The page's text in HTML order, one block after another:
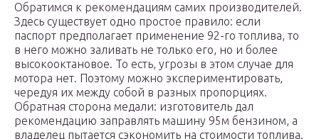
Обратимся к рекомендациям самих производителей.
Здесь существует одно простое правило: если
паспорт предполагает применение 92-го топлива, то
в него можно заливать не только его, но и более
высокооктановое. То есть, угрозы в этом случае для
мотора нет. Поэтому можно экспериментировать,
чередуя их между собой в разных пропорциях.
Обратная сторона медали: изготовитель дал
рекомендацию заправлять машину 95м бензином, а
владелец пытается сэкономить на стоимости топлива.